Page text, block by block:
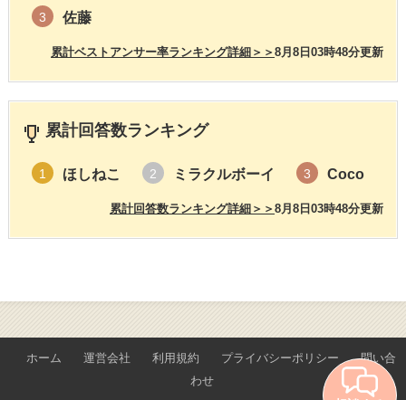
3 佐藤
8月8日03時48分更新
累計ベストアンサー率ランキング詳細＞＞
累計回答数ランキング
1 ほしねこ 2 ミラクルボーイ 3 Coco
8月8日03時48分更新
累計回答数ランキング詳細＞＞
ホーム 運営会社 利用規約 プライバシーポリシー
問い合
わせ